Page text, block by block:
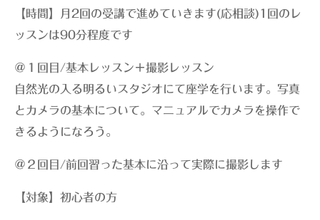
【時間】月2回の受講で進めていきます(応相談)1回のレ
ッスンは90分程度です
＠１回目/基本レッスン＋撮影レッスン
自然光の入る明るいスタジオにて座学を行います。写真
とカメラの基本について。マニュアルでカメラを操作で
きるようになろう。
＠２回目/前回習った基本に沿って実際に撮影します
【対象】初心者の方